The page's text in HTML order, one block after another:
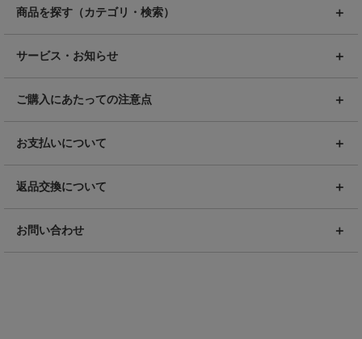
商品を探す（カテゴリ・検索）
サービス・お知らせ
ご購入にあたっての注意点
お支払いについて
返品交換について
お問い合わせ